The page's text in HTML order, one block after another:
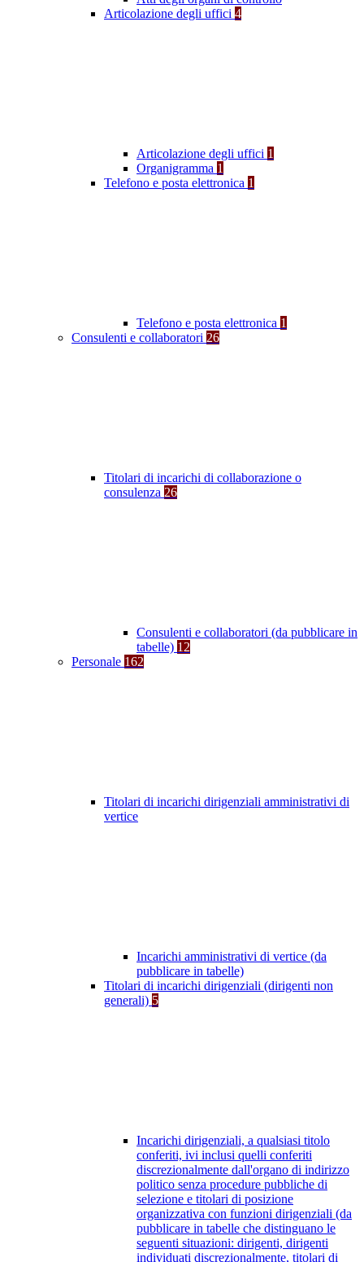
Articolazione degli uffici 4
Articolazione degli uffici 1
Organigramma 1
Telefono e posta elettronica 1
Telefono e posta elettronica 1
Consulenti e collaboratori 26
Titolari di incarichi di collaborazione o
consulenza 26
Consulenti e collaboratori (da pubblicare in
tabelle) 12
Personale 162
Titolari di incarichi dirigenziali amministrativi di
vertice
Incarichi amministrativi di vertice (da
pubblicare in tabelle)
Titolari di incarichi dirigenziali (dirigenti non
generali) 5
Incarichi dirigenziali, a qualsiasi titolo
conferiti, ivi inclusi quelli conferiti
discrezionalmente dall'organo di indirizzo
politico senza procedure pubbliche di
selezione e titolari di posizione
organizzativa con funzioni dirigenziali (da
pubblicare in tabelle che distinguano le
seguenti situazioni: dirigenti, dirigenti
individuati discrezionalmente, titolari di